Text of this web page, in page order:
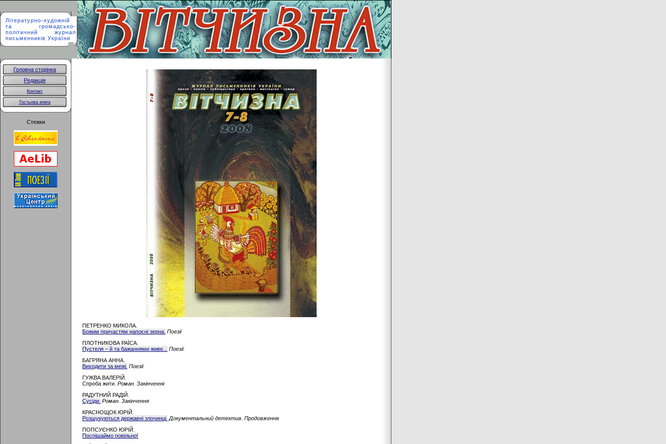
Літературно-художній
та громадсько-
політичний журнал
письменників України
Головна сторінка
Редакція
Контакт
Гостьова книга
Стежки
ПЕТРЕНКО МИКОЛА.
Божим причастям напоєні зерна. Поезії
ПЛОТНИКОВА РАЇСА.
Пустеля – й та бажаннями живе...
Поезії
БАГРЯНА АННА.
Виходити за межі. Поезії
ГУЖВА ВАЛЕРІЙ.
Спроба жити. Роман. Закінчення
РАДУТНИЙ РАДІЙ.
Сусіди. Роман. Закінчення
КРАСНОЩОК ЮРІЙ.
Розшукуються державні злочинці. Документальний детектив. Продовження
ПОПСУЄНКО ЮРІЙ.
Поспішаймо повільно!